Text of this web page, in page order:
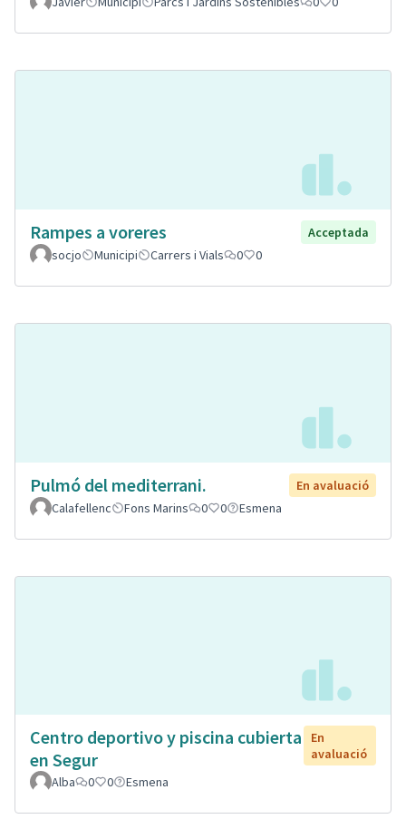
Rampes a voreres
Acceptada
socjo
Municipi Carrers i Vials 0 0
Pulmó del mediterrani.
En avaluació
Calafellenc
Fons Marins 0 0 Esmena
Centro deportivo y piscina cubierta
en Segur
En
avaluació
Alba
0 0 Esmena